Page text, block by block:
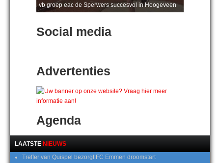
vb groep eac de Sperwers succesvol in Hoogeveen
Social media
Advertenties
Agenda
LAATSTE NIEUWS
Treffer van Quispel bezorgt FC Emmen droomstart